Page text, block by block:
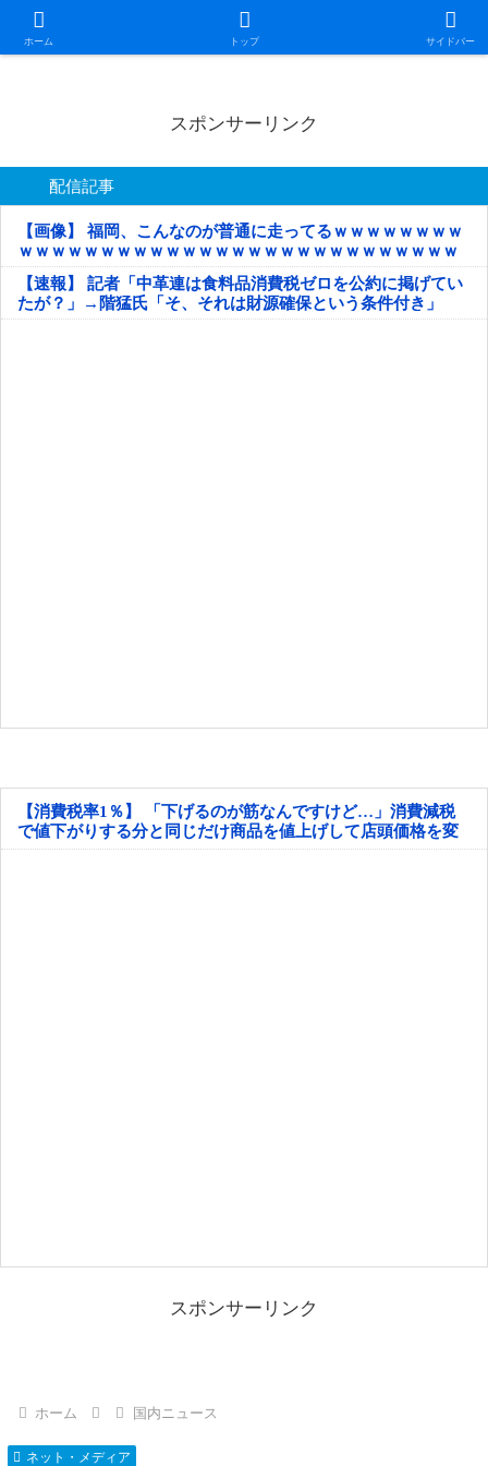
ホーム トップ サイドバー
日本第一！ニュース録
スポンサーリンク
配信記事
【画像】 福岡、こんなのが普通に走ってるｗｗｗｗｗｗｗｗ
ｗｗｗｗｗｗｗｗｗｗｗｗｗｗｗｗｗｗｗｗｗｗｗｗｗｗｗ
ｗｗｗｗｗ
【速報】 記者「中革連は食料品消費税ゼロを公約に掲げてい
たが？」→階猛氏「そ、それは財源確保という条件付き」
【消費税率1％】 「下げるのが筋なんですけど…」消費減税
で値下がりする分と同じだけ商品を値上げして店頭価格を変
えない店も
スポンサーリンク
ホーム 国内ニュース
ネット・メディア